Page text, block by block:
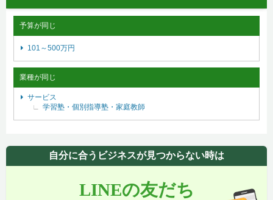
予算が同じ
101～500万円
業種が同じ
サービス
学習塾・個別指導塾・家庭教師
自分に合うビジネスが見つからない時は
LINEの友だち